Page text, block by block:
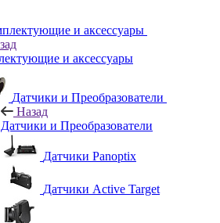
и аксессуары
и аксессуары
Датчики и Преобразователи
Назад
Датчики и Преобразователи
Датчики Panoptix
Датчики Active Target